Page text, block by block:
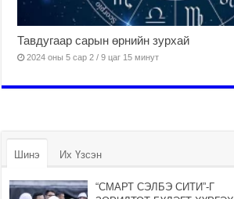
Тавдугаар сарын өрнийн зурхай
2024 оны 5 сар 2 / 9 цаг 15 минут
Шинэ Их Үзсэн
“СМАРТ СЭЛБЭ СИТИ”-Г